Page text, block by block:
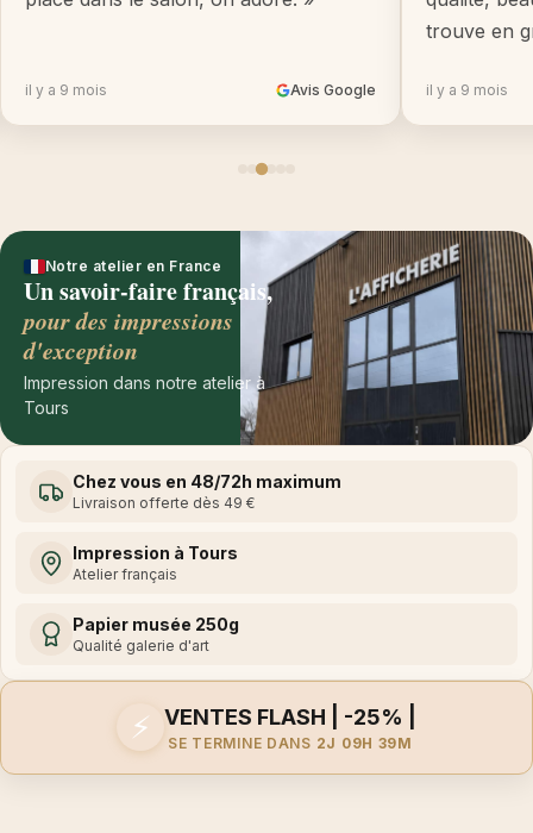
il y a 9 mois Avis Google
trouve en
il y a 9 mois
Notre atelier en France
Un savoir-faire français,
pour des impressions
d'exception
Impression dans notre atelier à
Tours
Chez vous en 48/72h maximum
Livraison offerte dès 49 €
Impression à Tours
Atelier français
Papier musée 250g
Qualité galerie d'art
⚡ VENTES FLASH | -25% |
SE TERMINE DANS 2J 09H 39M